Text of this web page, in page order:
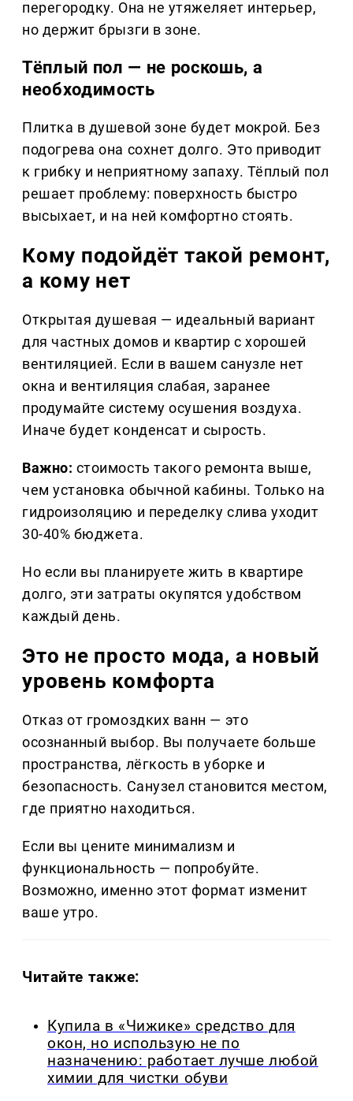
перегородку. Она не утяжеляет интерьер,
но держит брызги в зоне.
Тёплый пол — не роскошь, а
необходимость
Плитка в душевой зоне будет мокрой. Без
подогрева она сохнет долго. Это приводит
к грибку и неприятному запаху. Тёплый пол
решает проблему: поверхность быстро
высыхает, и на ней комфортно стоять.
Кому подойдёт такой ремонт,
а кому нет
Открытая душевая — идеальный вариант
для частных домов и квартир с хорошей
вентиляцией. Если в вашем санузле нет
окна и вентиляция слабая, заранее
продумайте систему осушения воздуха.
Иначе будет конденсат и сырость.
Важно: стоимость такого ремонта выше,
чем установка обычной кабины. Только на
гидроизоляцию и переделку слива уходит
30-40% бюджета.
Но если вы планируете жить в квартире
долго, эти затраты окупятся удобством
каждый день.
Это не просто мода, а новый
уровень комфорта
Отказ от громоздких ванн — это
осознанный выбор. Вы получаете больше
пространства, лёгкость в уборке и
безопасность. Санузел становится местом,
где приятно находиться.
Если вы цените минимализм и
функциональность — попробуйте.
Возможно, именно этот формат изменит
ваше утро.
Читайте также:
Купила в «Чижике» средство для
окон, но использую не по
назначению: работает лучше любой
химии для чистки обуви